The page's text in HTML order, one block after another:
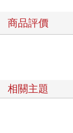
商品評價
相關主題